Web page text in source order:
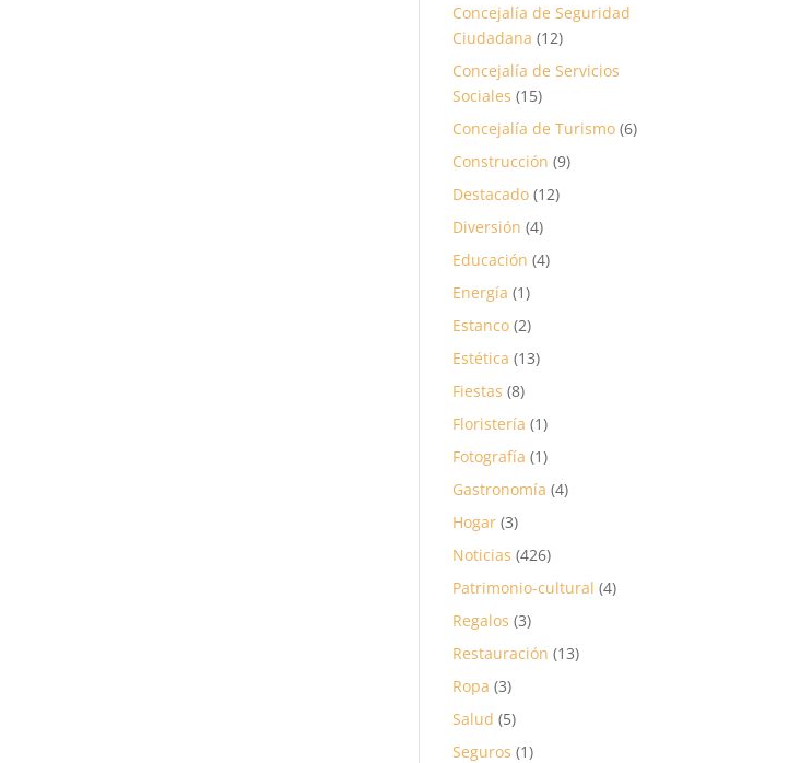
Concejalía de Seguridad
Ciudadana (12)
Concejalía de Servicios
Sociales (15)
Concejalía de Turismo (6)
Construcción (9)
Destacado (12)
Diversión (4)
Educación (4)
Energía (1)
Estanco (2)
Estética (13)
Fiestas (8)
Floristería (1)
Fotografía (1)
Gastronomía (4)
Hogar (3)
Noticias (426)
Patrimonio-cultural (4)
Regalos (3)
Restauración (13)
Ropa (3)
Salud (5)
Seguros (1)